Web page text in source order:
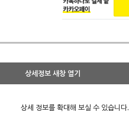
상세정보 새창 열기
상세 정보를 확대해 보실 수 있습니다.